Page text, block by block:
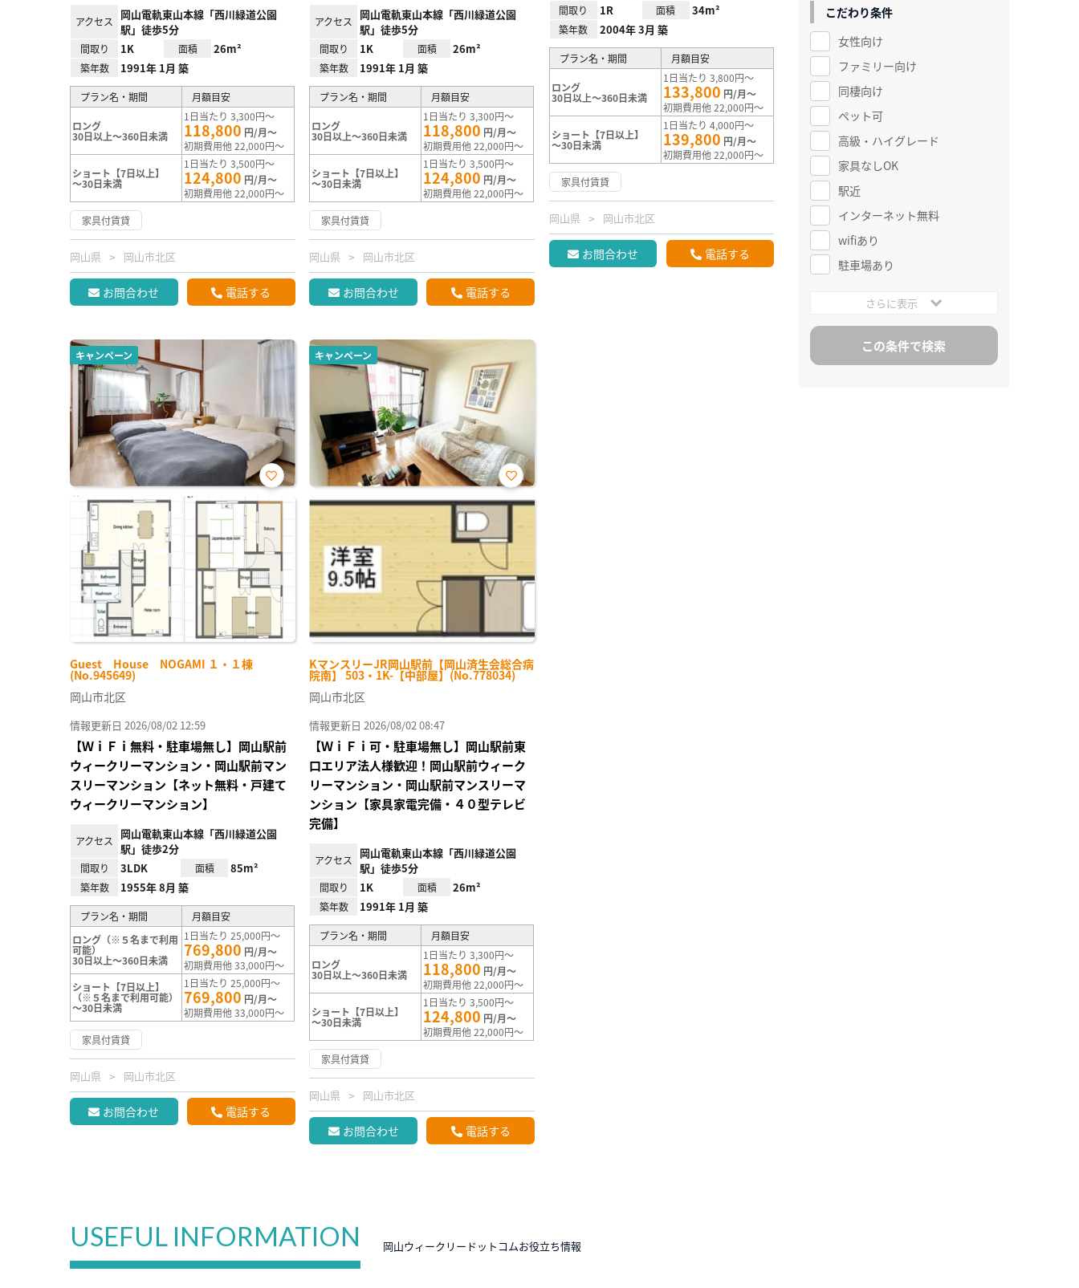
アクセス
岡山電軌東山本線「西川緑道公園
駅」徒歩5分
間取り 1K 面積 26m²
築年数 1991年 1月 築
プラン名・期間 月額目安
ロング
30日以上～360日未満
1日当たり 3,300円～
118,800 円/月～
初期費用他 22,000円～
ショート【7日以上】
～30日未満
1日当たり 3,500円～
124,800 円/月～
初期費用他 22,000円～
家具付賃貸
岡山県 岡山市北区
お問合わせ 電話する
アクセス
岡山電軌東山本線「西川緑道公園
駅」徒歩5分
間取り 1K 面積 26m²
築年数 1991年 1月 築
プラン名・期間 月額目安
ロング
30日以上～360日未満
1日当たり 3,300円～
118,800 円/月～
初期費用他 22,000円～
ショート【7日以上】
～30日未満
1日当たり 3,500円～
124,800 円/月～
初期費用他 22,000円～
家具付賃貸
岡山県 岡山市北区
お問合わせ 電話する
間取り 1R 面積 34m²
築年数 2004年 3月 築
プラン名・期間 月額目安
ロング
30日以上～360日未満
1日当たり 3,800円～
133,800 円/月～
初期費用他 22,000円～
ショート【7日以上】
～30日未満
1日当たり 4,000円～
139,800 円/月～
初期費用他 22,000円～
家具付賃貸
岡山県 岡山市北区
お問合わせ 電話する
キャンペーン
Guest House NOGAMI １・１棟
(No.945649)
お気
に入
録
岡山市北区
情報更新日 2026/08/02 12:59
【ＷｉＦｉ無料・駐車場無し】岡山駅前
ウィークリーマンション・岡山駅前マン
スリーマンション【ネット無料・戸建て
ウィークリーマンション】
アクセス
岡山電軌東山本線「西川緑道公園
駅」徒歩2分
間取り 3LDK 面積 85m²
築年数 1955年 8月 築
プラン名・期間
月額目安
ロング（※５名まで利用
可能）
30日以上～360日未満
1日当たり 25,000円～
769,800 円/月～
初期費用他 33,000円～
ショート【7日以上】
（※５名まで利用可能）
～30日未満
1日当たり 25,000円～
769,800 円/月～
初期費用他 33,000円～
家具付賃貸
岡山県 岡山市北区
お問合わせ 電話する
キャンペーン
KマンスリーJR岡山駅前【岡山済生会総合病
院南】 503・1K-【中部屋】(No.778034)
お気
に入
岡山市北区
情報更新日 2026/08/02 08:47
【ＷｉＦｉ可・駐車場無し】岡山駅前東
口エリア法人様歓迎！岡山駅前ウィーク
リーマンション・岡山駅前マンスリーマ
ンション【家具家電完備・４０型テレビ
完備】
アクセス
岡山電軌東山本線「西川緑道公園
駅」徒歩5分
間取り 1K 面積 26m²
築年数 1991年 1月 築
プラン名・期間 月額目安
ロング
30日以上～360日未満
1日当たり 3,300円～
118,800 円/月～
初期費用他 22,000円～
ショート【7日以上】
～30日未満
1日当たり 3,500円～
124,800 円/月～
初期費用他 22,000円～
家具付賃貸
岡山県 岡山市北区
お問合わせ 電話する
こだわり条件
女性向け
ファミリー向け
同棲向け
ペット可
高級・ハイグレード
家具なしOK
駅近
インターネット無料
wifiあり
駐車場あり
さらに表示
USEFUL INFORMATION 岡山ウィークリードットコムお役立ち情報